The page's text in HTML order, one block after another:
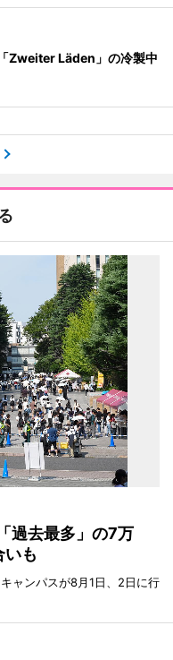
Zweiter Läden」の冷製中
過去最多」の7万
も
ャンパスが8月1日、2日に行